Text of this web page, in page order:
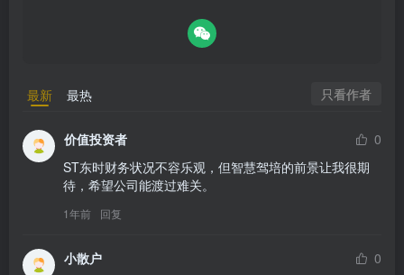
最新 最热 只看作者
价值投资者
0
ST东时财务状况不容乐观，但智慧驾培的前景让我很期
待，希望公司能渡过难关。
1年前 回复
小散户
0